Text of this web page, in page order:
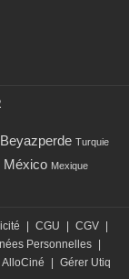
Beyazperde Turquie
México Mexique
| CGU | CGV |
Personnelles |
AlloCiné | Gérer Utiq